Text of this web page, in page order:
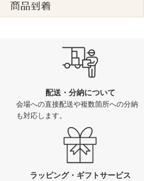
配送・分納について
会場への直接配送や複数箇所への分納
も対応します。
ラッピング・ギフトサービス